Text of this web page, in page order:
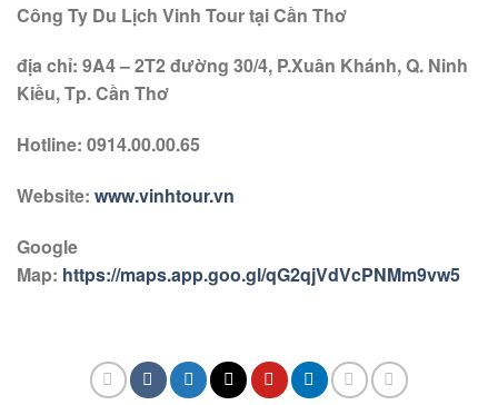
Công Ty Du Lịch Vinh Tour tại Cần Thơ
địa chỉ: 9A4 – 2T2 đường 30/4, P.Xuân Khánh, Q. Ninh
Kiều, Tp. Cần Thơ
Hotline: 0914.00.00.65
Website: www.vinhtour.vn
Google
Map: https://maps.app.goo.gl/qG2qjVdVcPNMm9vw5